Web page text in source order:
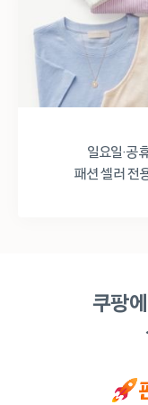
일요일·공
패션 셀러 전
쿠팡